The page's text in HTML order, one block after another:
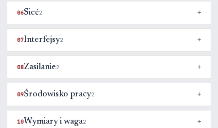
06Sieć2
07Interfejsy2
08Zasilanie2
09Środowisko pracy2
10Wymiary i waga2